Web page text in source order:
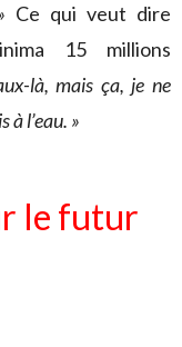
Ce qui veut dire
15 millions
là, mais ça, je ne
à l’eau. »
le futur